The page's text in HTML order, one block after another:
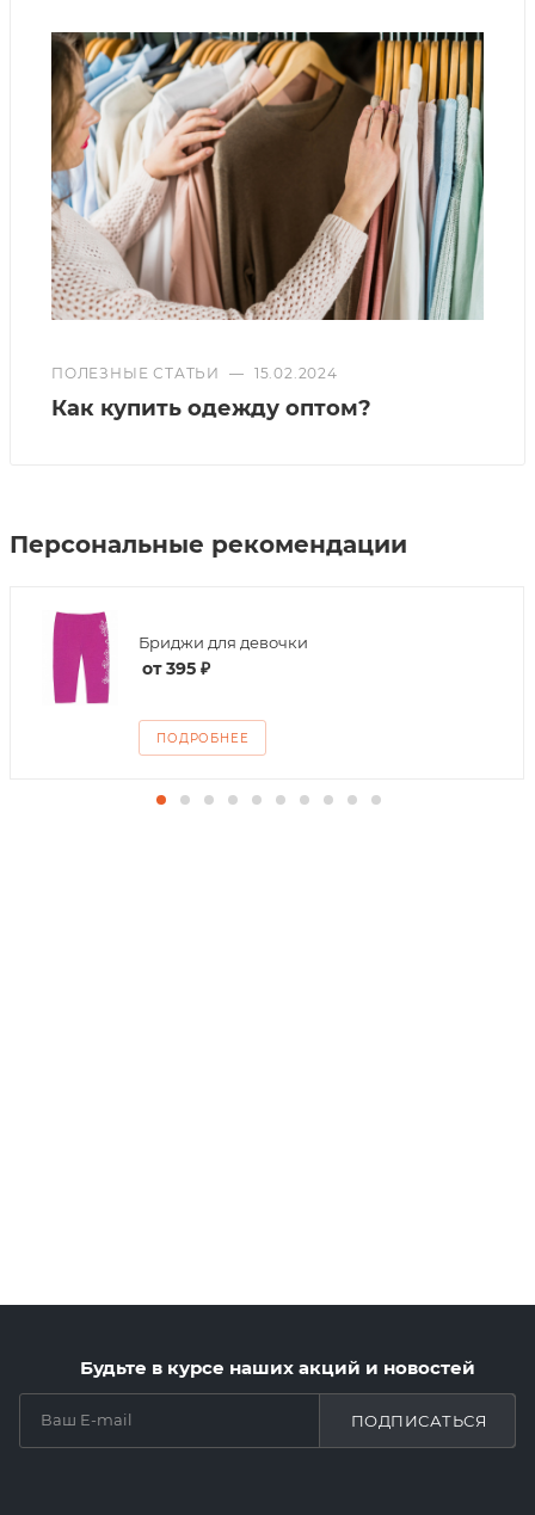
ПОЛЕЗНЫЕ СТАТЬИ — 15.02.2024
Как купить одежду оптом?
Персональные рекомендации
Бриджи для девочки
от395 ₽
ПОДРОБНЕЕ
Будьте в курсе наших акций и новостей
ПОДПИСАТЬСЯ